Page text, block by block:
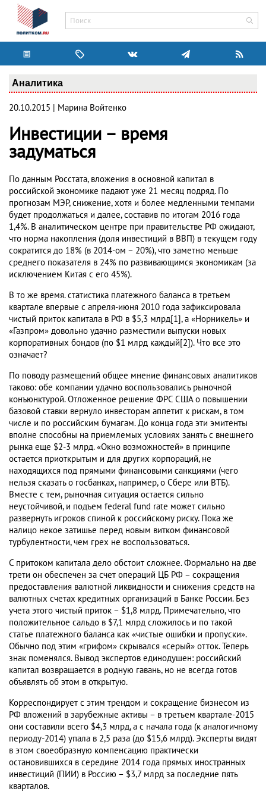
Аналитика
20.10.2015 | Марина Войтенко
Инвестиции – время
задуматься
По данным Росстата, вложения в основной капитал в
российской экономике падают уже 21 месяц подряд. По
прогнозам МЭР, снижение, хотя и более медленными темпами
будет продолжаться и далее, составив по итогам 2016 года
1,4%. В аналитическом центре при правительстве РФ ожидают,
что норма накопления (доля инвестиций в ВВП) в текущем году
сократится до 18% (в 2014-ом – 20%), что заметно меньше
среднего показателя в 24% по развивающимся экономикам (за
исключением Китая с его 45%).
В то же время. статистика платежного баланса в третьем
квартале впервые с апреля-июня 2010 года зафиксировала
чистый приток капитала в РФ в $5,3 млрд[1], а «Норникель» и
«Газпром» довольно удачно разместили выпуски новых
корпоративных бондов (по $1 млрд каждый[2]). Что все это
означает?
По поводу размещений общее мнение финансовых аналитиков
таково: обе компании удачно воспользовались рыночной
конъюнктурой. Отложенное решение ФРС США о повышении
базовой ставки вернуло инвесторам аппетит к рискам, в том
числе и по российским бумагам. До конца года эти эмитенты
вполне способны на приемлемых условиях занять с внешнего
рынка еще $2-3 млрд. «Окно возможностей» в принципе
остается приоткрытым и для других корпораций, не
находящихся под прямыми финансовыми санкциями (чего
нельзя сказать о госбанках, например, о Сбере или ВТБ).
Вместе с тем, рыночная ситуация остается сильно
неустойчивой, и подъем federal fund rate может сильно
развернуть игроков спиной к российскому риску. Пока же
налицо некое затишье перед новым витком финансовой
турбулентности, чем грех не воспользоваться.
С притоком капитала дело обстоит сложнее. Формально на две
трети он обеспечен за счет операций ЦБ РФ – сокращения
предоставления валютной ликвидности и снижения средств на
валютных счетах кредитных организаций в Банке России. Без
учета этого чистый приток – $1,8 млрд. Примечательно, что
положительное сальдо в $7,1 млрд сложилось и по такой
статье платежного баланса как «чистые ошибки и пропуски».
Обычно под этим «грифом» скрывался «серый» отток. Теперь
знак поменялся. Вывод экспертов единодушен: российский
капитал возвращается в родную гавань, но не всегда готов
объявлять об этом в открытую.
Корреспондирует с этим трендом и сокращение бизнесом из
РФ вложений в зарубежные активы – в третьем квартале-2015
они составили всего $4,3 млрд, а с начала года (к аналогичному
периоду-2014) упала в 2,5 раза (до $15,6 млрд). Эксперты видят
в этом своеобразную компенсацию практически
остановившихся в середине 2014 года прямых иностранных
инвестиций (ПИИ) в Россию – $3,7 млрд за последние пять
кварталов.